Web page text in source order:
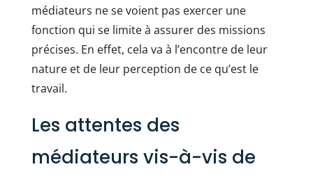
médiateurs ne se voient pas exercer une
fonction qui se limite à assurer des missions
précises. En effet, cela va à l’encontre de leur
nature et de leur perception de ce qu’est le
travail.
Les attentes des
médiateurs vis-à-vis de